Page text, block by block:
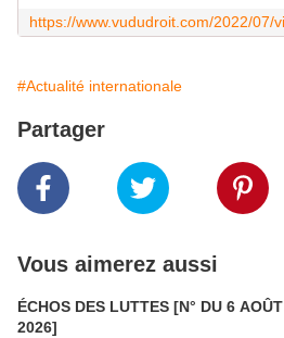
#Actualité internationale
Partager
Vous aimerez aussi
ÉCHOS DES LUTTES [N° DU 6 AOÛT
2026]